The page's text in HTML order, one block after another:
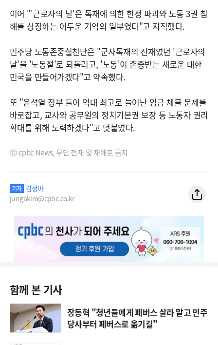
이어 "'근로자의 날'은 독재에 의한 헌정 파괴와 노동 3권 침
해를 상징하는 어두운 기억의 일부였다"고 지적했다.
민주당 노동존중실천단은 "군사독재의 잔재였던 '근로자의
날'을 '노동절'로 되돌리고, '노동'이 존중받는 새로운 대한
민국을 만들어가겠다"고 약속했다.
또 "윤석열 정부 들어 역대 최고로 늘어난 임금 체불 문제를
바로잡고, 교사와 공무원의 정치기본권 보장 등 노동자 권리
확대를 위해 노력하겠다"고 덧붙였다.
ⓒ cpbc News, 무단 전재 및 재배포 금지
기자 김정아
jungakim@cpbc.co.kr
함께 본 기사
장동혁 "청년들에게 폐버스 살라 말고 민주
당사부터 폐버스로 옮기길"